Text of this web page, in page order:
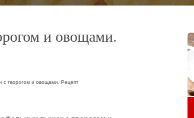
и овощами.
с творогом и овощами. Рецепт